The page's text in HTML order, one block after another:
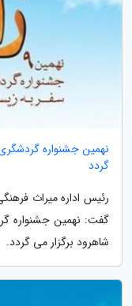
نهمین جشنواره
گردد
رئیس اداره میراث
گفت: نهمین جشنواره
شاهرود برگزار می گردد.